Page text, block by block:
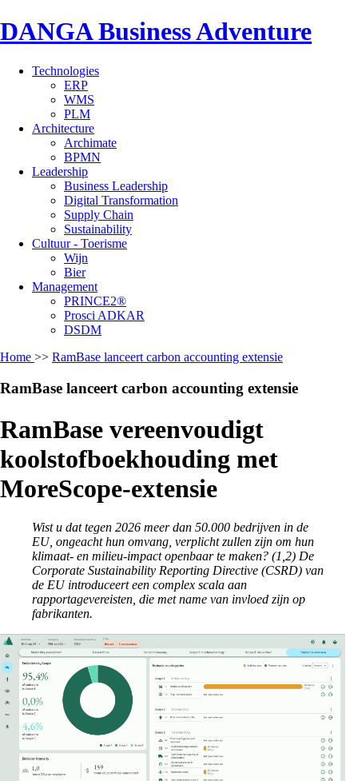
DANGA Business Adventure
Technologies
ERP
WMS
PLM
Architecture
Archimate
BPMN
Leadership
Business Leadership
Digital Transformation
Supply Chain
Sustainability
Cultuur - Toerisme
Wijn
Bier
Management
PRINCE2®
Prosci ADKAR
DSDM
Home >> RamBase lanceert carbon accounting extensie
RamBase lanceert carbon accounting extensie
RamBase vereenvoudigt
koolstofboekhouding met
MoreScope-extensie
Wist u dat tegen 2026 meer dan 50.000 bedrijven in de
EU, ongeacht hun omvang, verplicht zullen zijn om hun
klimaat- en milieu-impact openbaar te maken? (1,2) De
Corporate Sustainability Reporting Directive (CSRD) van
de EU introduceert een complex scala aan
rapportagevereisten, die met name van invloed zijn op
fabrikanten.